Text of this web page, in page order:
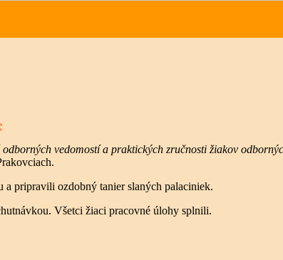
odborných vedomostí a praktických zručnosti žiakov
a pripravili ozdobný tanier slaných palaciniek.
Všetci žiaci pracovné úlohy splnili.